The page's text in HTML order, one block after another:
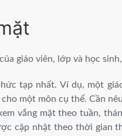
giáo viên, lớp và học
tạp nhất. Ví dụ, một
một môn cụ thể. Cần
vắng mặt theo tuần,
cập nhật theo thời gian